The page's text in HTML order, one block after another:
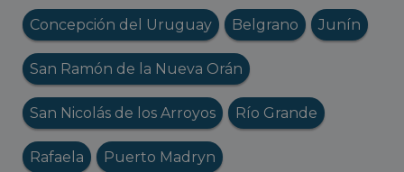
Concepción del Uruguay Belgrano Junín
San Ramón de la Nueva Orán
San Nicolás de los Arroyos Río Grande
Rafaela Puerto Madryn